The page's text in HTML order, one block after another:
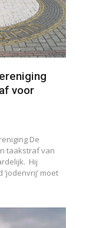
voor
De
taakstraf van
Hij
moet